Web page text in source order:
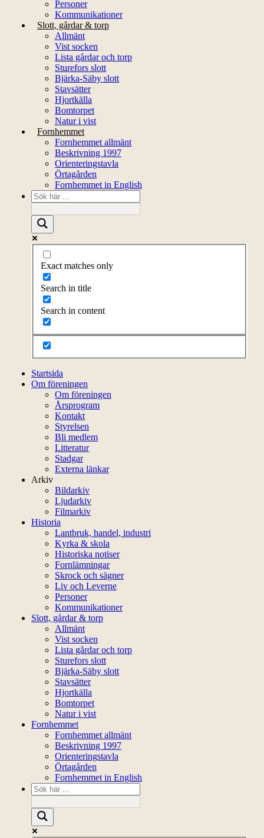
Personer
Kommunikationer
Slott, gårdar & torp
Allmänt
Vist socken
Lista gårdar och torp
Sturefors slott
Bjärka-Säby slott
Stavsätter
Hjortkälla
Bomtorpet
Natur i vist
Fornhemmet
Fornhemmet allmänt
Beskrivning 1997
Orienteringstavla
Örtagården
Fornhemmet in English
Exact matches only
Search in title
Search in content
Startsida
Om föreningen
Om föreningen
Årsprogram
Kontakt
Styrelsen
Bli medlem
Litteratur
Stadgar
Externa länkar
Arkiv
Bildarkiv
Ljudarkiv
Filmarkiv
Historia
Lantbruk, handel, industri
Kyrka & skola
Historiska notiser
Fornlämningar
Skrock och sägner
Liv och Leverne
Personer
Kommunikationer
Slott, gårdar & torp
Allmänt
Vist socken
Lista gårdar och torp
Sturefors slott
Bjärka-Säby slott
Stavsätter
Hjortkälla
Bomtorpet
Natur i vist
Fornhemmet
Fornhemmet allmänt
Beskrivning 1997
Orienteringstavla
Örtagården
Fornhemmet in English